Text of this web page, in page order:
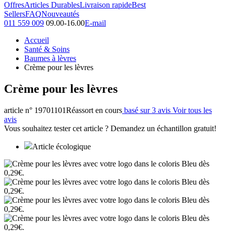
OffresArticles DurablesLivraison rapideBest
SellersFAQNouveautés
011 559 009 09.00-16.00E-mail
Accueil
Santé & Soins
Baumes à lèvres
Crème pour les lèvres
Crème pour les lèvres
article n° 19701101Réassort en cours basé sur 3 avis Voir tous les
avis
Vous souhaitez tester cet article ? Demandez un échantillon gratuit!
Article écologique